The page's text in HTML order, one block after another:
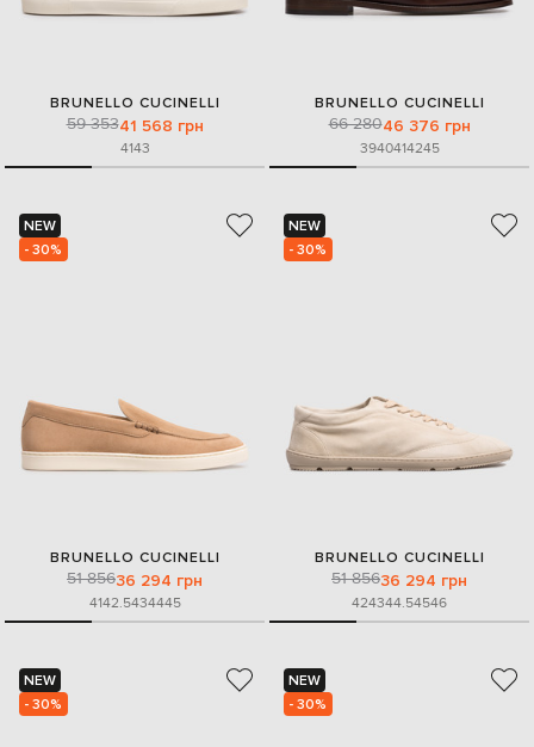
BRUNELLO CUCINELLI
59 35341 568 грн
4143
BRUNELLO CUCINELLI
66 28046 376 грн
3940414245
NEW
- 30%
BRUNELLO CUCINELLI
51 85636 294 грн
4142.5434445
NEW
- 30%
BRUNELLO CUCINELLI
51 85636 294 грн
424344.54546
NEW
- 30%
NEW
- 30%